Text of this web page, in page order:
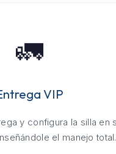
🚛
VIP
y configura la silla en
el manejo total.